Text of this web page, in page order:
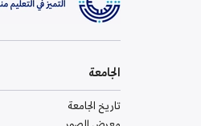
الجامعة
تاريخ الجامعة